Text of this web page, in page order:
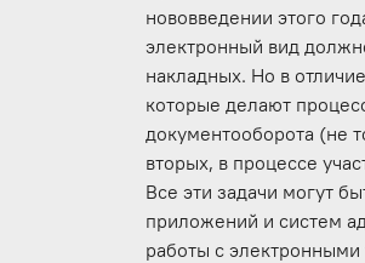
нововведении этого
электронный вид
накладных. Но в
которые делают
документооборота (не
вторых, в процессе
Все эти задачи могут
приложений и систем
работы с